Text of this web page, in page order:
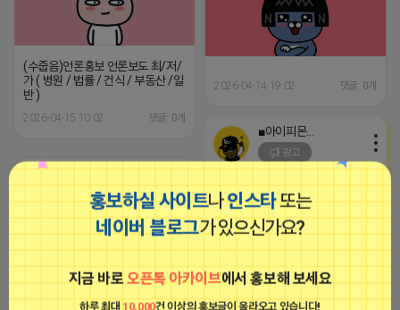
홍보하실 사이트나인스타또는
네이버 블로그가 있으신가요?
지금 바로오픈톡 아카이브에서 홍보해 보세요
하루 최대10,000건 이상의 홍보글이 올라오고 있습니다!
(수줍음)언론홍보 언론보도 최/저/
가 ( 병원 / 법률 / 건식 / 부동산 /일
반 )
2026-04-15 10:02 댓글: 0개
2026-04-14 19:02 댓글: 0개
■아이피몬스터■
광고
[아이피몬스터] 전국 최저가 마케팅
멋쩍은 튜브
비공개